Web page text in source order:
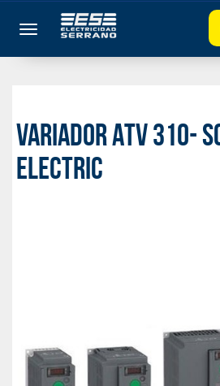
Toggle navigation
Variador ATV 310-
Electric